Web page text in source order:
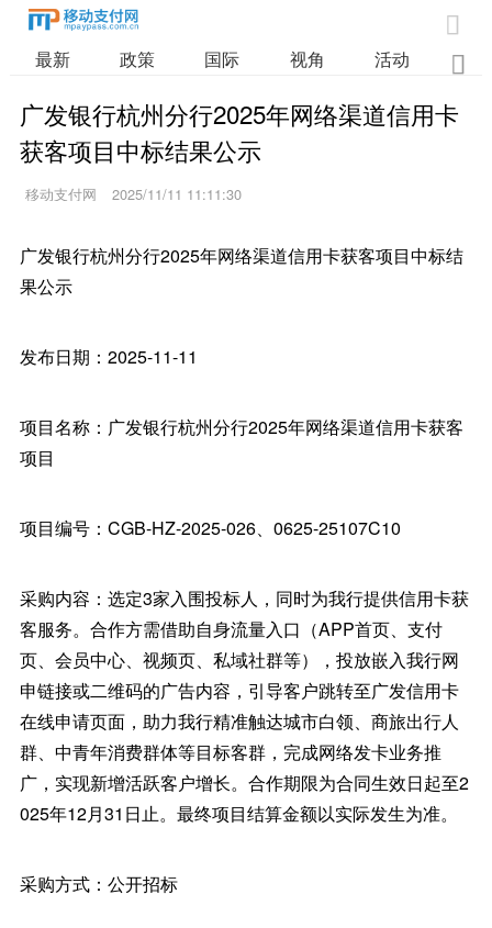

最新 政策 国际 视角 活动 业

广发银行杭州分行2025年网络渠道信用卡
获客项目中标结果公示
移动支付网 2025/11/11 11:11:30
广发银行杭州分行2025年网络渠道信用卡获客项目中标结
果公示
发布日期：2025-11-11
项目名称：广发银行杭州分行2025年网络渠道信用卡获客
项目
项目编号：CGB-HZ-2025-026、0625-25107C10
采购内容：选定3家入围投标人，同时为我行提供信用卡获
客服务。合作方需借助自身流量入口（APP首页、支付
页、会员中心、视频页、私域社群等），投放嵌入我行网
申链接或二维码的广告内容，引导客户跳转至广发信用卡
在线申请页面，助力我行精准触达城市白领、商旅出行人
群、中青年消费群体等目标客群，完成网络发卡业务推
广，实现新增活跃客户增长。合作期限为合同生效日起至2
025年12月31日止。最终项目结算金额以实际发生为准。
采购方式：公开招标